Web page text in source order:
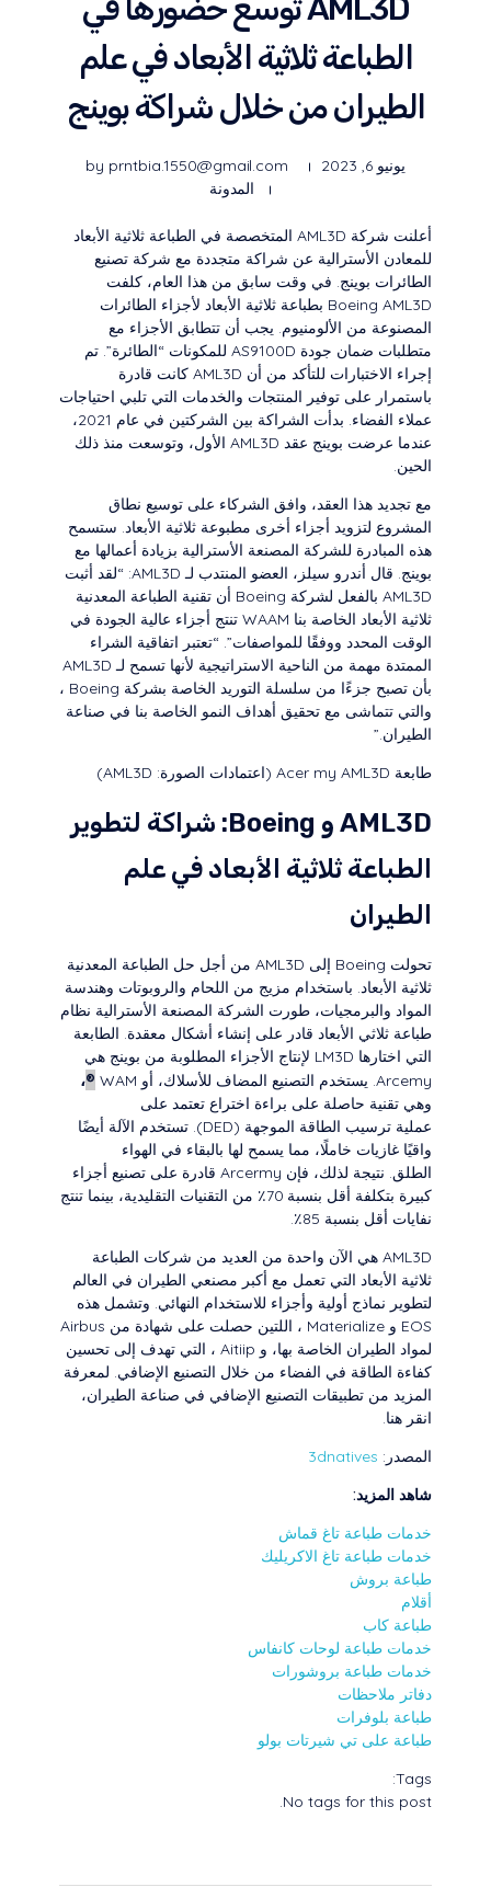
AML3D توسع حضورها في
الطباعة ثلاثية الأبعاد في علم
الطيران من خلال شراكة بوينج
يونيو 6, 2023 by prntbia.1550@gmail.com
المدونة
أعلنت شركة AML3D المتخصصة في الطباعة ثلاثية الأبعاد
للمعادن الأسترالية عن شراكة متجددة مع شركة تصنيع
الطائرات بوينج. في وقت سابق من هذا العام، كلفت
Boeing AML3D بطباعة ثلاثية الأبعاد لأجزاء الطائرات
المصنوعة من الألومنيوم. يجب أن تتطابق الأجزاء مع
متطلبات ضمان جودة AS9100D للمكونات “الطائرة”. تم
إجراء الاختبارات للتأكد من أن AML3D كانت قادرة
باستمرار على توفير المنتجات والخدمات التي تلبي احتياجات
عملاء الفضاء. بدأت الشراكة بين الشركتين في عام 2021،
عندما عرضت بوينج عقد AML3D الأول، وتوسعت منذ ذلك
الحين.
مع تجديد هذا العقد، وافق الشركاء على توسيع نطاق
المشروع لتزويد أجزاء أخرى مطبوعة ثلاثية الأبعاد. ستسمح
هذه المبادرة للشركة المصنعة الأسترالية بزيادة أعمالها مع
بوينج. قال أندرو سيلز، العضو المنتدب لـ AML3D: “لقد أثبت
AML3D بالفعل لشركة Boeing أن تقنية الطباعة المعدنية
ثلاثية الأبعاد الخاصة بنا WAAM تنتج أجزاء عالية الجودة في
الوقت المحدد ووفقًا للمواصفات”. “تعتبر اتفاقية الشراء
الممتدة مهمة من الناحية الاستراتيجية لأنها تسمح لـ AML3D
بأن تصبح جزءًا من سلسلة التوريد الخاصة بشركة Boeing ،
والتي تتماشى مع تحقيق أهداف النمو الخاصة بنا في صناعة
الطيران.”
طابعة Acer my AML3D (اعتمادات الصورة: AML3D)
AML3D و Boeing: شراكة لتطوير
الطباعة ثلاثية الأبعاد في علم
الطيران
تحولت Boeing إلى AML3D من أجل حل الطباعة المعدنية
ثلاثية الأبعاد. باستخدام مزيج من اللحام والروبوتات وهندسة
المواد والبرمجيات، طورت الشركة المصنعة الأسترالية نظام
طباعة ثلاثي الأبعاد قادر على إنشاء أشكال معقدة. الطابعة
التي اختارها LM3D لإنتاج الأجزاء المطلوبة من بوينج هي
Arcemy. يستخدم التصنيع المضاف للأسلاك، أو WAM
®،
وهي تقنية حاصلة على براءة اختراع تعتمد على
عملية ترسيب الطاقة الموجهة (DED). تستخدم الآلة أيضًا
واقيًا غازيات خاملًا، مما يسمح لها بالبقاء في الهواء
الطلق. نتيجة لذلك، فإن Arcermy قادرة على تصنيع أجزاء
كبيرة بتكلفة أقل بنسبة 70٪ من التقنيات التقليدية، بينما تنتج
نفايات أقل بنسبة 85٪.
AML3D هي الآن واحدة من العديد من شركات الطباعة
ثلاثية الأبعاد التي تعمل مع أكبر مصنعي الطيران في العالم
لتطوير نماذج أولية وأجزاء للاستخدام النهائي. وتشمل هذه
EOS و Materialize ، اللتين حصلت على شهادة من Airbus
لمواد الطيران الخاصة بها، و Aitiip ، التي تهدف إلى تحسين
كفاءة الطاقة في الفضاء من خلال التصنيع الإضافي. لمعرفة
المزيد من تطبيقات التصنيع الإضافي في صناعة الطيران،
انقر هنا.
المصدر: 3dnatives
شاهد المزيد:
خدمات طباعة تاغ قماش
خدمات طباعة تاغ الاكريليك
طباعة بروش
أقلام
طباعة كاب
خدمات طباعة لوحات كانفاس
خدمات طباعة بروشورات
دفاتر ملاحظات
طباعة بلوفرات
طباعة على تي شيرتات بولو
Tags:
No tags for this post.